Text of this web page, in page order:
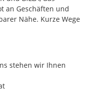
zu sehen sind. Nicht
nicht im Eigentum.
an Geschäften und
Nähe. Kurze Wege
befinden sich nur
nach
stehen wir Ihnen